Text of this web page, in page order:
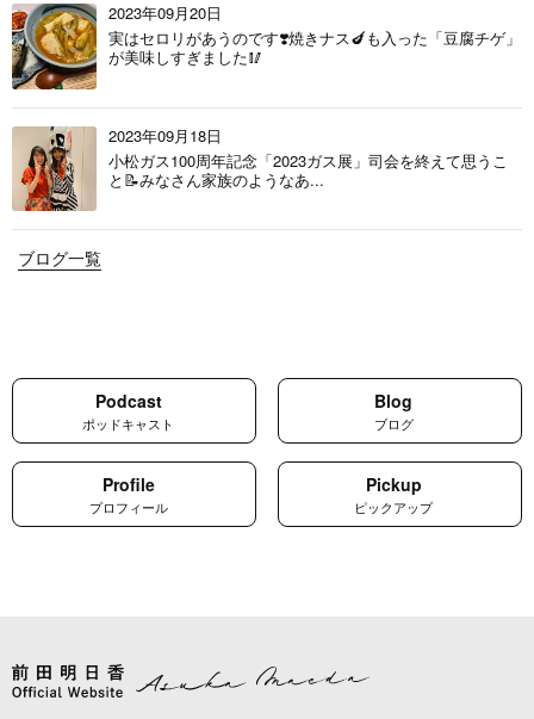
2023年09月20日
実はセロリがあうのです❣️焼きナス🍆も入った「豆腐チゲ」
が美味しすぎました🥢
2023年09月18日
小松ガス100周年記念「2023ガス展」司会を終えて思うこ
と📝みなさん家族のようなあ...
ブログ一覧
Podcast
ポッドキャスト
Blog
ブログ
Profile
プロフィール
Pickup
ピックアップ